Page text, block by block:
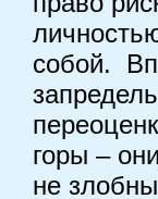
собой.
горы –
не